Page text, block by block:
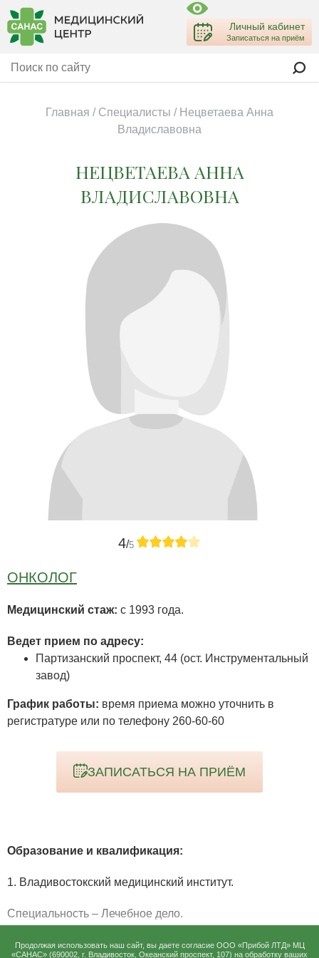
Личный кабинет
Записаться на приём
Главная / Специалисты / Нецветаева Анна
Владиславовна
НЕЦВЕТАЕВА АННА
ВЛАДИСЛАВОВНА
4/5
ОНКОЛОГ
Медицинский стаж: с 1993 года.
Ведет прием по адресу:
Партизанский проспект, 44 (ост. Инструментальный
завод)
График работы: время приема можно уточнить в
регистратуре или по телефону 260-60-60
ЗАПИСАТЬСЯ НА ПРИЁМ
Образование и квалификация:
1. Владивостокский медицинский институт.
Специальность – Лечебное дело.
Год окончания – 1992.
Продолжая использовать наш сайт, вы даете согласие ООО «Прибой ЛТД» МЦ
«САНАС» (690002, г. Владивосток, Океанский проспект, 107) на обработку ваших